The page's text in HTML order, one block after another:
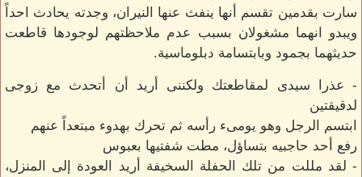
سارت بقدمين تقسم أنها ينفث عنها النيران، وجدته يحادث احداً
ويبدو انهما مشغولان بسبب عدم ملاحظتهم لوجودها قاطعت
حديثهما بجمود وبابتسامة دبلوماسية.
- عذرا سيدى لمقاطعتك ولكننى أريد أن أتحدث مع زوجى
لدقيقتين
ابتسم الرجل وهو يومىء رأسه ثم تحرك بهدوء مبتعداً عنهم
رفع أحد حاجبيه بتساؤل، مطت شفتيها بعبوس
- لقد مللت من تلك الحفلة السخيفة أريد العودة إلى المنزل،